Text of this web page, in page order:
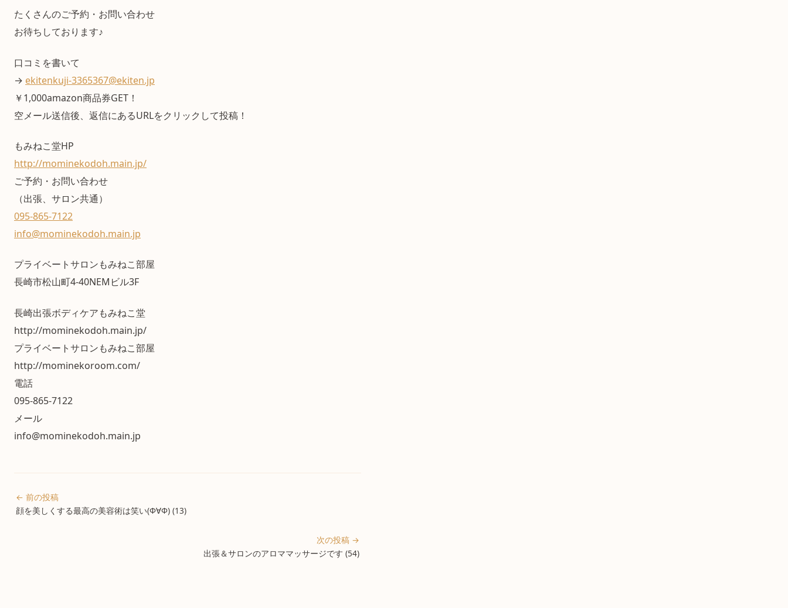
たくさんのご予約・お問い合わせ
お待ちしております♪
口コミを書いて
→ ekitenkuji-3365367@ekiten.jp
￥1,000amazon商品券GET！
空メール送信後、返信にあるURLをクリックして投稿！
もみねこ堂HP
http://mominekodoh.main.jp/
ご予約・お問い合わせ
（出張、サロン共通）
095-865-7122
info@mominekodoh.main.jp
プライベートサロンもみねこ部屋
長崎市松山町4-40NEMビル3F
長崎出張ボディケアもみねこ堂
http://mominekodoh.main.jp/
プライベートサロンもみねこ部屋
http://mominekoroom.com/
電話
095-865-7122
メール
info@mominekodoh.main.jp
← 前の投稿
顔を美しくする最高の美容術は笑い(Φ∀Φ) (13)
次の投稿 →
出張＆サロンのアロママッサージです (54)